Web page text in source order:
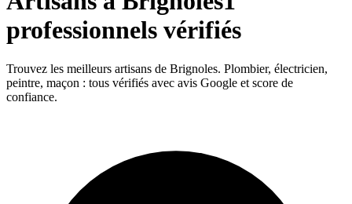
professionnels vérifiés
Trouvez les meilleurs artisans de Brignoles. Plombier, électricien,
peintre, maçon : tous vérifiés avec avis Google et score de
confiance.